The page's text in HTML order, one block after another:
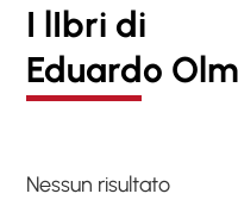
I lIbri di
Eduardo
Nessun risultato